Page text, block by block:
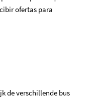
ofertas para
de verschillende bus